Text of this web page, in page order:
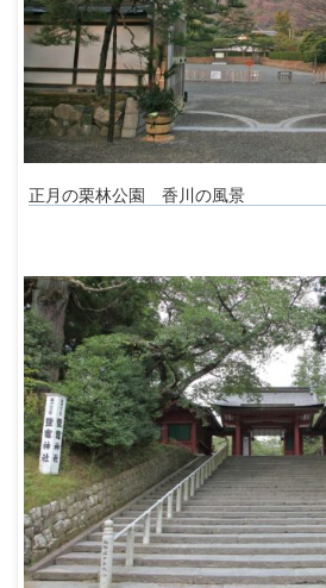
正月の栗林公園 香川の風景